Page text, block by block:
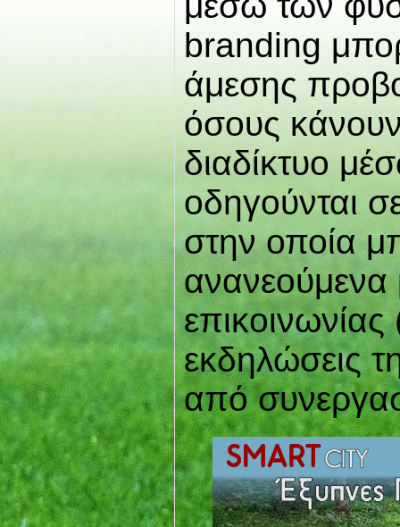
branding
άμεσης
όσους
διαδίκτυο
οδηγούνται
στην οποία
εκδηλώσεις
από